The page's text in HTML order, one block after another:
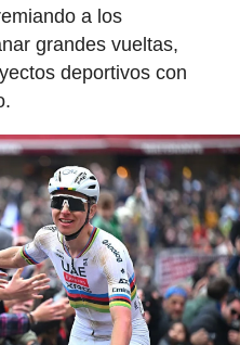
a los
grandes vueltas,
deportivos con